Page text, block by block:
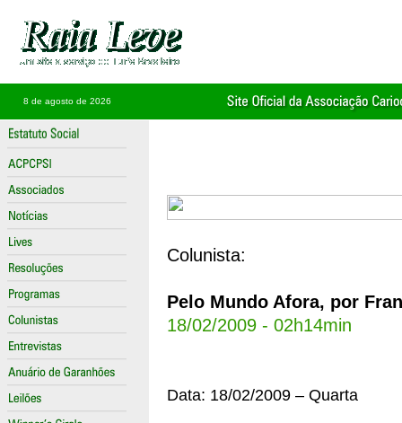
8 de agosto de 2026
Colunista:
Pelo Mundo Afora, por
18/02/2009 - 02h14min
Data: 18/02/2009 – Quarta